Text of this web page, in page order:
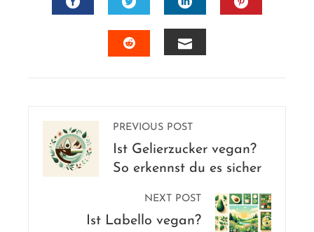
FACEBOOKTWITTERLINKEDIN
PREVIOUS POST
Ist Gelierzucker vegan?
So erkennst du es sicher
NEXT POST
Ist Labello vegan?